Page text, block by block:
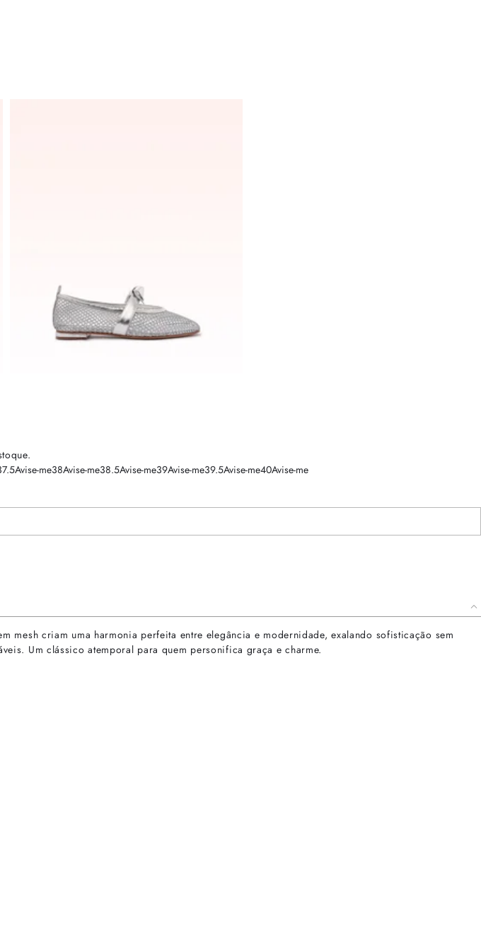
Avise-me38Avise-me38.5Avise-me39Avise-me39.5Avise-me40Avise-me
mesh criam uma harmonia perfeita entre elegância e modernidade, exalando sofisticação sem
Um clássico atemporal para quem personifica graça e charme.